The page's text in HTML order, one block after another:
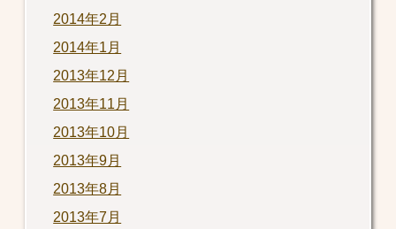
2014年2月
2014年1月
2013年12月
2013年11月
2013年10月
2013年9月
2013年8月
2013年7月